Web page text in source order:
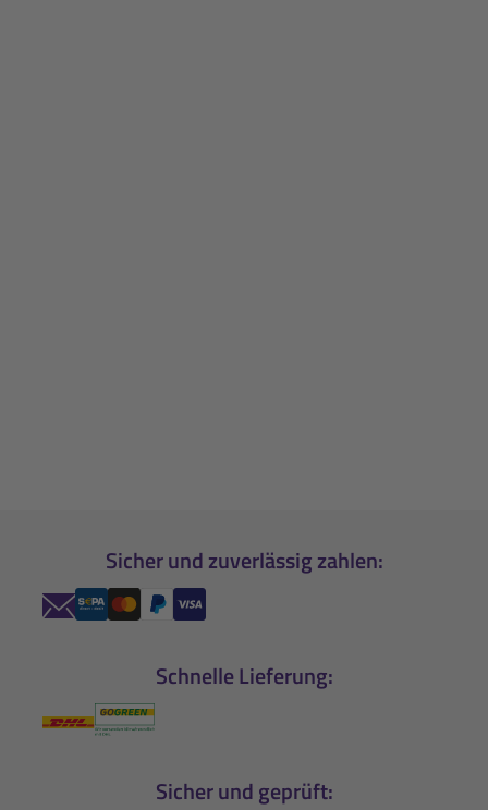
Sicher und zuverlässig zahlen:
Schnelle Lieferung:
Sicher und geprüft: